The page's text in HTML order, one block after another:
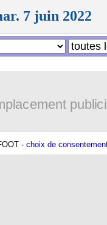
7 juin 2022
- choix de